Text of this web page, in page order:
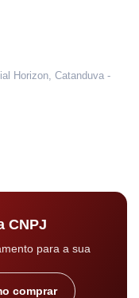
Horizon, Catanduva -
CNPJ
para a sua
comprar